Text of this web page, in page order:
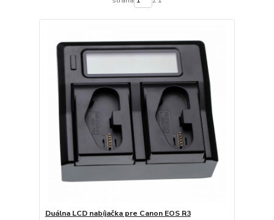
Duálna LCD nabíjačka pre Canon EOS R3